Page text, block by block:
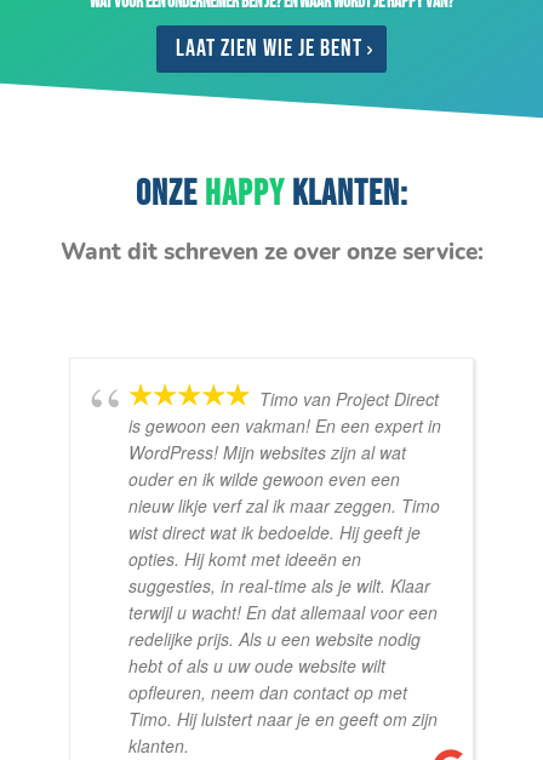
Laat zien wie je bent
ONZEHAPPYKLANTEN:
Want dit schreven ze over onze service:
Timo van Project Direct
is gewoon een vakman! En een expert in
WordPress! Mijn websites zijn al wat
ouder en ik wilde gewoon even een
nieuw likje verf zal ik maar zeggen. Timo
wist direct wat ik bedoelde. Hij geeft je
opties. Hij komt met ideeën en
suggesties, in real-time als je wilt. Klaar
terwijl u wacht! En dat allemaal voor een
redelijke prijs. Als u een website nodig
hebt of als u uw oude website wilt
opfleuren, neem dan contact op met
Timo. Hij luistert naar je en geeft om zijn
klanten.